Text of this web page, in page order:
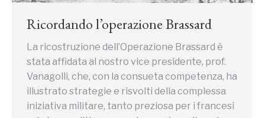
Ricordando l’operazione Brassard
La ricostruzione dell’Operazione Brassard è
stata affidata al nostro vice presidente, prof.
Vanagolli, che, con la consueta competenza, ha
illustrato strategie e risvolti della complessa
iniziativa militare, tanto preziosa per i francesi